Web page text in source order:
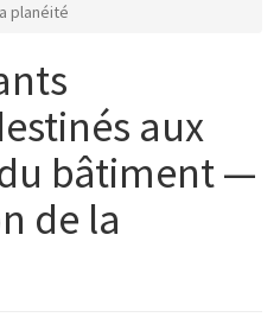
planéité
aux
bâtiment —
de la